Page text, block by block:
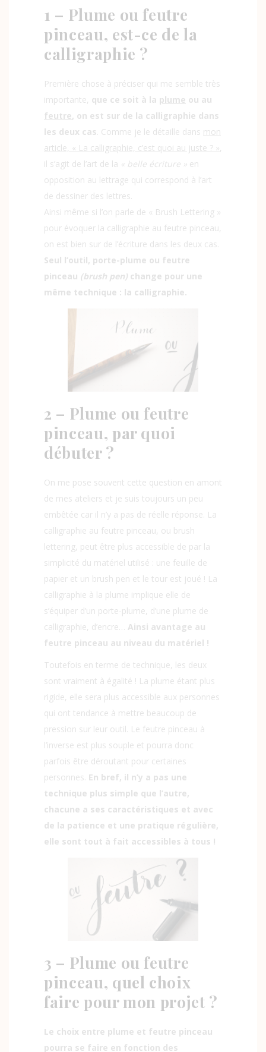
1 – Plume ou feutre
pinceau, est-ce de la
calligraphie ?
Première chose à préciser qui me semble très
importante, que ce soit à la plume ou au
feutre, on est sur de la calligraphie dans
les deux cas . Comme je le détaille dans mon
article, « La calligraphie, c’est quoi au juste ? »
il s’agit de l’art de la « belle écriture » en
opposition au lettrage qui correspond à l’art
de dessiner des lettres.
Ainsi même si l’on parle de « Brush Lettering »
pour évoquer la calligraphie au feutre pinceau,
on est bien sur de l’écriture dans les deux cas.
Seul l’outil, porte-plume ou feutre
pinceau (brush pen) change pour une
même technique : la calligraphie.
2 – Plume ou feutre
pinceau, par quoi
débuter ?
On me pose souvent cette question en amont
de mes ateliers et je suis toujours un peu
embêtée car il n’y a pas de réelle réponse. La
calligraphie au feutre pinceau, ou brush
lettering, peut être plus accessible de par la
simplicité du matériel utilisé : une feuille de
papier et un brush pen et le tour est joué ! La
calligraphie à la plume implique elle de
s’équiper d’un porte-plume, d’une plume de
calligraphie, d’encre… Ainsi avantage au
feutre pinceau au niveau du matériel !
Toutefois en terme de technique, les deux
sont vraiment à égalité ! La plume étant plus
rigide, elle sera plus accessible aux personnes
qui ont tendance à mettre beaucoup de
pression sur leur outil. Le feutre pinceau à
l’inverse est plus souple et pourra donc
parfois être déroutant pour certaines
personnes. En bref, il n’y a pas une
technique plus simple que l’autre,
chacune a ses caractéristiques et avec
de la patience et une pratique régulière,
elle sont tout à fait accessibles à tous !
3 – Plume ou feutre
pinceau, quel choix
faire pour mon projet ?
Le choix entre plume et feutre pinceau
pourra se faire en fonction des